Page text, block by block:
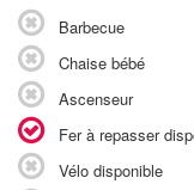
Barbecue
Chaise bébé
Ascenseur
Fer à repasser
Vélo disponible